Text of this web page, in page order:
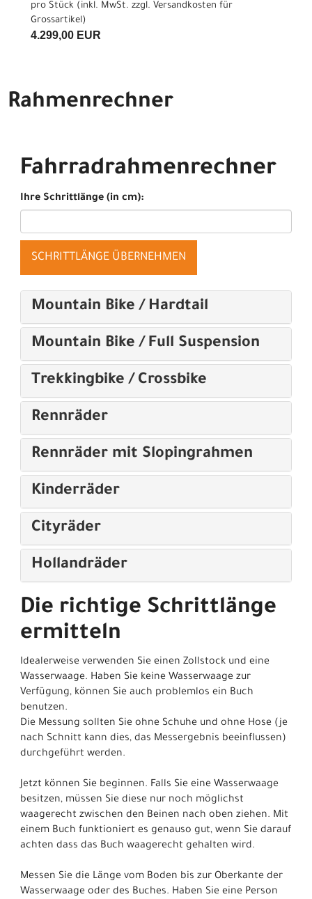
pro Stück (inkl. MwSt. zzgl. Versandkosten für
Grossartikel)
4.299,00 EUR
Rahmenrechner
Fahrradrahmenrechner
Ihre Schrittlänge (in cm):
SCHRITTLÄNGE ÜBERNEHMEN
Mountain Bike / Hardtail
Mountain Bike / Full Suspension
Trekkingbike / Crossbike
Rennräder
Rennräder mit Slopingrahmen
Kinderräder
Cityräder
Hollandräder
Die richtige Schrittlänge
ermitteln
Idealerweise verwenden Sie einen Zollstock und eine
Wasserwaage. Haben Sie keine Wasserwaage zur
Verfügung, können Sie auch problemlos ein Buch
benutzen.
Die Messung sollten Sie ohne Schuhe und ohne Hose (je
nach Schnitt kann dies, das Messergebnis beeinflussen)
durchgeführt werden.
Jetzt können Sie beginnen. Falls Sie eine Wasserwaage
besitzen, müssen Sie diese nur noch möglichst
waagerecht zwischen den Beinen nach oben ziehen. Mit
einem Buch funktioniert es genauso gut, wenn Sie darauf
achten dass das Buch waagerecht gehalten wird.
Messen Sie die Länge vom Boden bis zur Oberkante der
Wasserwaage oder des Buches. Haben Sie eine Person